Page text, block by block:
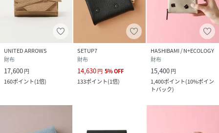
UNITED ARROWS
財布
17,600円
160ポイント(1倍)
SETUP7
財布
14,630円 5%OFF
133ポイント(1倍)
HASHIBAMI / N+ECOLOGY
財布
15,400円
1,400ポイント(10%ポイン
トバック)